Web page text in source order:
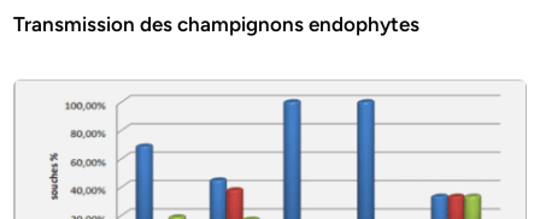
Transmission des champignons endophytes